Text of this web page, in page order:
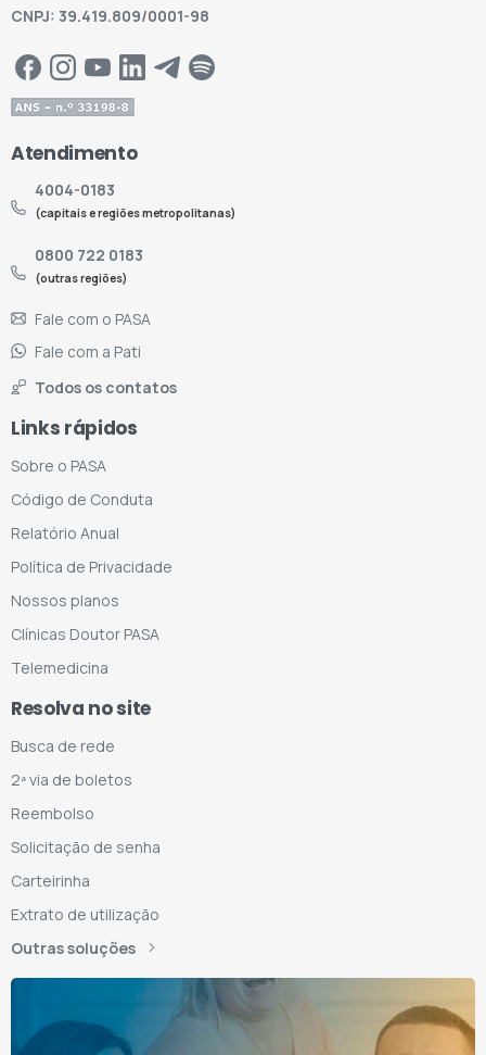
CNPJ: 39.419.809/0001-98
Atendimento
4004-0183
(capitais e regiões metropolitanas)
0800 722 0183
(outras regiões)
Fale com o PASA
Fale com a Pati
Todos os contatos
Links rápidos
Sobre o PASA
Código de Conduta
Relatório Anual
Política de Privacidade
Nossos planos
Clínicas Doutor PASA
Telemedicina
Resolva no site
Busca de rede
2ª via de boletos
Reembolso
Solicitação de senha
Carteirinha
Extrato de utilização
Outras soluções